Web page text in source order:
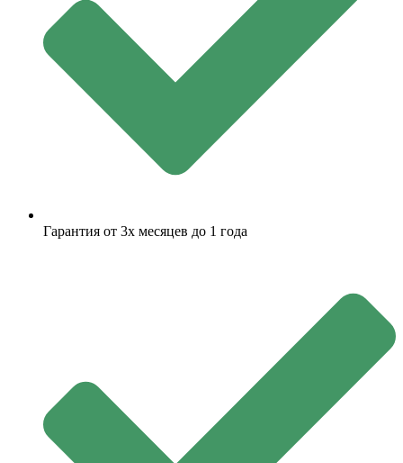
Гарантия от 3х месяцев до 1 года